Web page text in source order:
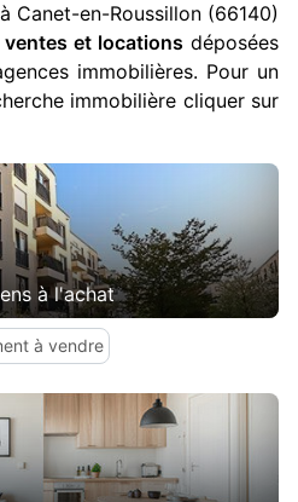
Canet-en-Roussillon (66140)
et locations déposées
immobilières. Pour un
immobilière cliquer sur
à l'achat
à vendre